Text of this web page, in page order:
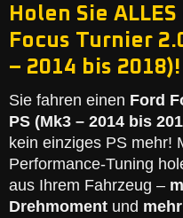
Holen Sie
Focus Turnier
– 2014 bis 2018)!
Sie fahren einen Ford
PS (Mk3 – 2014 bis
kein einziges PS mehr!
Performance-Tuning
aus Ihrem Fahrzeug –
Drehmoment und